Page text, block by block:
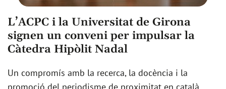
L’ACPC i la Universitat de Girona
signen un conveni per impulsar la
Càtedra Hipòlit Nadal
Un compromís amb la recerca, la docència i la
promoció del periodisme de proximitat en català